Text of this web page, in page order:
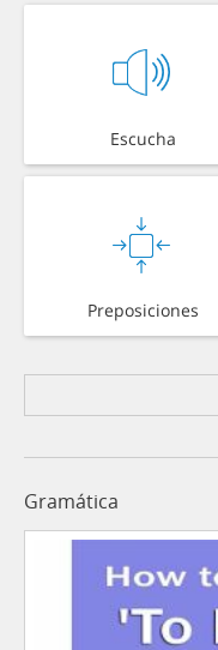
Escucha
Preposiciones
Gramática